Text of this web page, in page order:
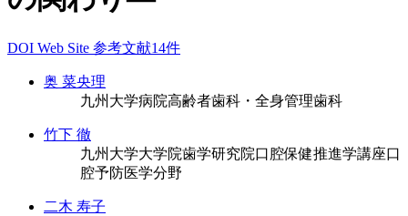
DOI Web Site 参考文献14件
奥 菜央理
九州大学病院高齢者歯科・全身管理歯科
竹下 徹
九州大学大学院歯学研究院口腔保健推進学講座口
腔予防医学分野
二木 寿子